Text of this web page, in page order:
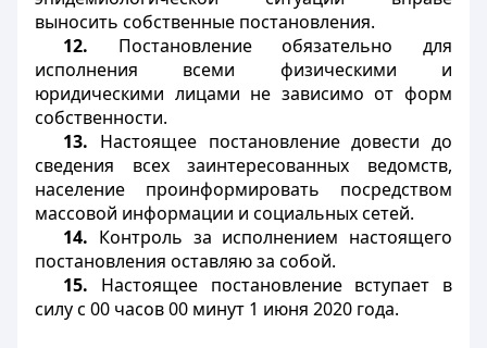
выносить собственные постановления.
12. Постановление обязательно для
исполнения всеми физическими и
юридическими лицами не зависимо от форм
собственности.
13. Настоящее постановление довести до
сведения всех заинтересованных ведомств,
население проинформировать посредством
массовой информации и социальных сетей.
14. Контроль за исполнением настоящего
постановления оставляю за собой.
15. Настоящее постановление вступает в
силу с 00 часов 00 минут 1 июня 2020 года.